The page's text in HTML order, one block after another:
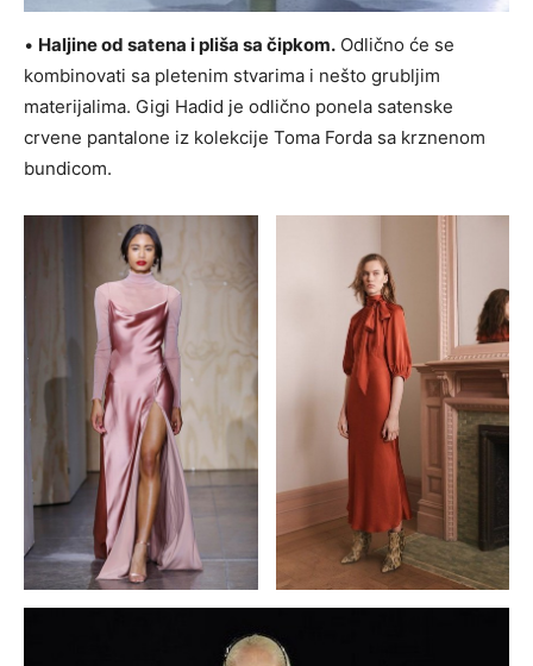
• Haljine od satena i pliša sa čipkom. Odlično će se
kombinovati sa pletenim stvarima i nešto grubljim
materijalima. Gigi Hadid je odlično ponela satenske
crvene pantalone iz kolekcije Toma Forda sa krznenom
bundicom.